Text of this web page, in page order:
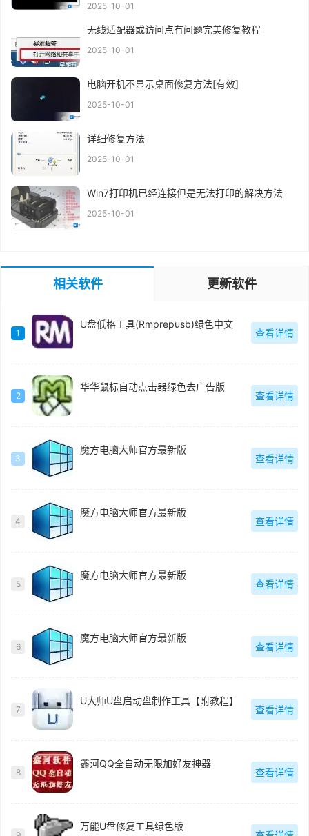
2025-10-01
无线适配器或访问点有问题完美修复教程
2025-10-01
电脑开机不显示桌面修复方法[有效]
2025-10-01
详细修复方法
2025-10-01
Win7打印机已经连接但是无法打印的解决方法
2025-10-01
相关软件 更新软件
1
U盘低格工具(Rmprepusb)绿色中文
查看详情
2
华华鼠标自动点击器绿色去广告版
查看详情
3
魔方电脑大师官方最新版
查看详情
4
魔方电脑大师官方最新版
查看详情
5
魔方电脑大师官方最新版
查看详情
6
魔方电脑大师官方最新版
查看详情
7
U大师U盘启动盘制作工具【附教程】
查看详情
8
鑫河QQ全自动无限加好友神器
查看详情
万能U盘修复工具绿色版